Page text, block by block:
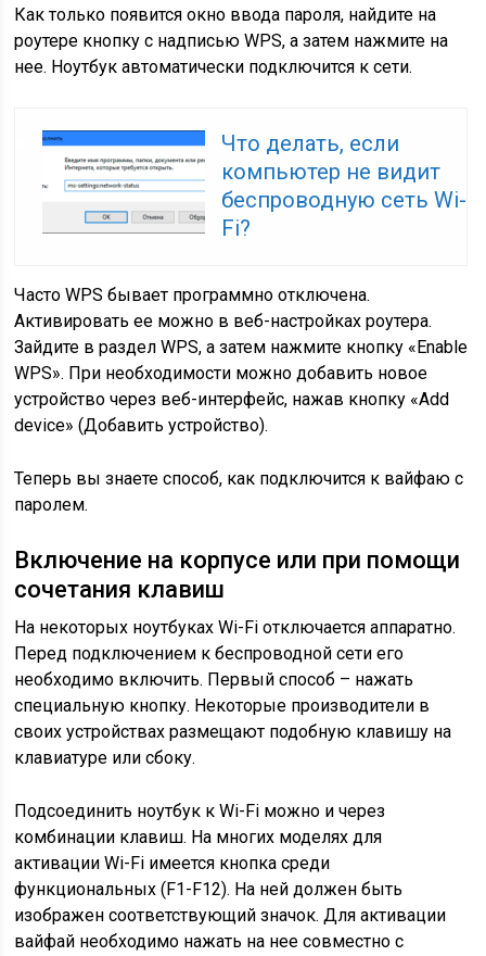
Как только появится окно ввода пароля, найдите на
роутере кнопку с надписью WPS, а затем нажмите на
нее. Ноутбук автоматически подключится к сети.
Что делать, если
компьютер не видит
беспроводную сеть Wi-
Fi?
Часто WPS бывает программно отключена.
Активировать ее можно в веб-настройках роутера.
Зайдите в раздел WPS, а затем нажмите кнопку «Enable
WPS». При необходимости можно добавить новое
устройство через веб-интерфейс, нажав кнопку «Add
device» (Добавить устройство).
Теперь вы знаете способ, как подключится к вайфаю с
паролем.
Включение на корпусе или при помощи
сочетания клавиш
На некоторых ноутбуках Wi-Fi отключается аппаратно.
Перед подключением к беспроводной сети его
необходимо включить. Первый способ – нажать
специальную кнопку. Некоторые производители в
своих устройствах размещают подобную клавишу на
клавиатуре или сбоку.
Подсоединить ноутбук к Wi-Fi можно и через
комбинации клавиш. На многих моделях для
активации Wi-Fi имеется кнопка среди
функциональных (F1-F12). На ней должен быть
изображен соответствующий значок. Для активации
вайфай необходимо нажать на нее совместно с